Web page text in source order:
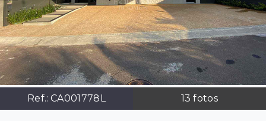
Ref.:CA001778L 13 fotos